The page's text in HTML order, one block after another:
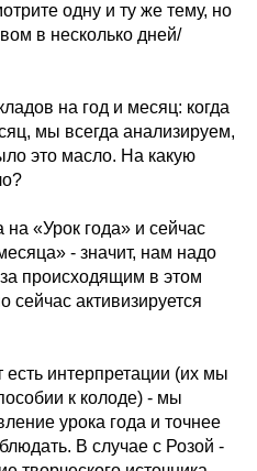
одну и ту же тему, но
в несколько дней/
на год и месяц: когда
мы всегда анализируем,
это масло. На какую
«Урок года» и сейчас
- значит, нам надо
происходящим в этом
сейчас активизируется
есть интерпретации (их мы
к колоде) - мы
урока года и точнее
В случае с Розой -